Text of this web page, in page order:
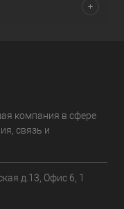
компания в сфере
связь и
д.13, Офис 6, 1